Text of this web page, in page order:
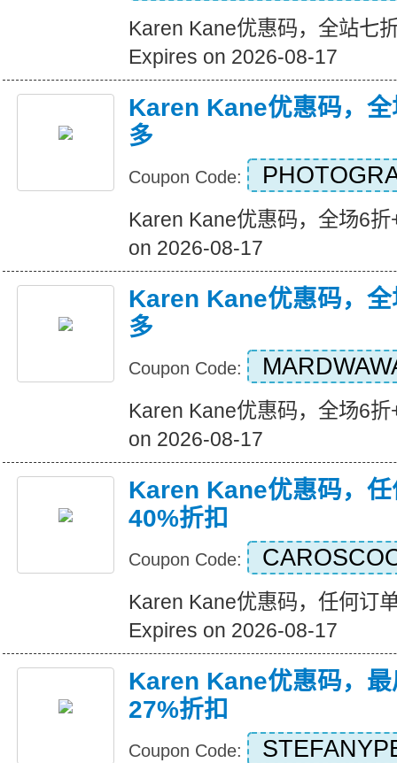
Karen Kane优惠码，全站七
Expires on 2026-08-17
Karen Kane优惠码，
多
Coupon Code:
Karen Kane优惠码，全场6
on 2026-08-17
Karen Kane优惠码，
多
Coupon Code:
Karen Kane优惠码，全场6
on 2026-08-17
Karen Kane优惠码，
40%折扣
Coupon Code:
Karen Kane优惠码，任何订
Expires on 2026-08-17
Karen Kane优惠码，
27%折扣
Coupon Code: